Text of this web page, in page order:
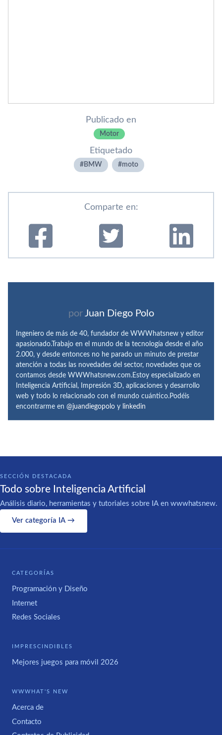
Publicado en
Motor
Etiquetado
BMW moto
Comparte en:
por Juan Diego Polo
Ingeniero de más de 40, fundador de WWWhatsnew y editor
apasionado.Trabajo en el mundo de la tecnología desde el año
2.000, y desde entonces no he parado un minuto de prestar
atención a todas las novedades del sector, novedades que os
contamos desde WWWhatsnew.com.Estoy especializado en
Inteligencia Artificial, Impresión 3D, aplicaciones y desarrollo
web y todo lo relacionado con el mundo cuántico.Podéis
encontrarme en @juandiegopolo y linkedin
SECCIÓN DESTACADA
Todo sobre Inteligencia Artificial
Análisis diario, herramientas y tutoriales sobre IA en wwwhatsnew.
Ver categoría IA →
CATEGORÍAS
Programación y Diseño
Internet
Redes Sociales
IMPRESCINDIBLES
Mejores juegos para móvil 2026
WWWHAT'S NEW
Acerca de
Contacto